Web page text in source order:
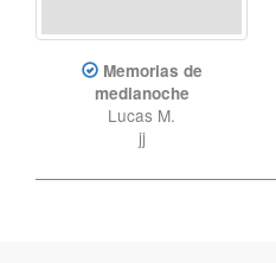
Memorias de
medianoche
Lucas M.
jj